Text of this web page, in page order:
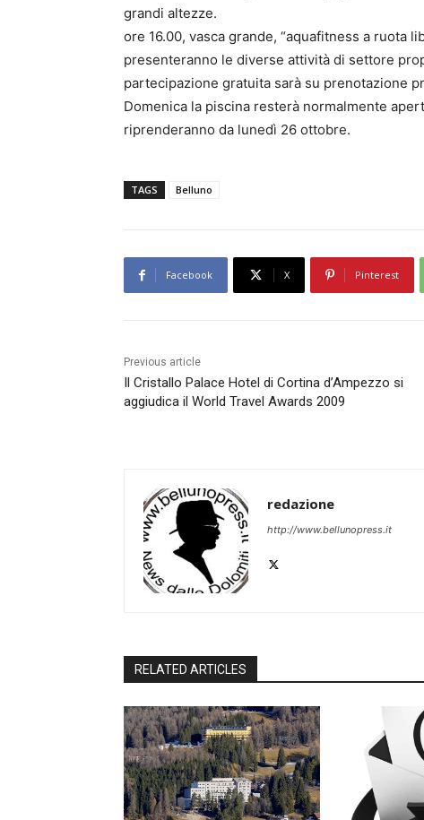
grandi altezze.
ore 16.00, vasca grande, “aquafitness a ruota
presenteranno le diverse attività di settore
partecipazione gratuita sarà su prenotazione
Domenica la piscina resterà normalmente
riprenderanno da lunedì 26 ottobre.
TAGS Belluno
Facebook X Pinterest
Previous article
Il Cristallo Palace Hotel di Cortina d’Ampezzo si
aggiudica il World Travel Awards 2009
redazione
http://www.bellunopress.it
RELATED ARTICLES